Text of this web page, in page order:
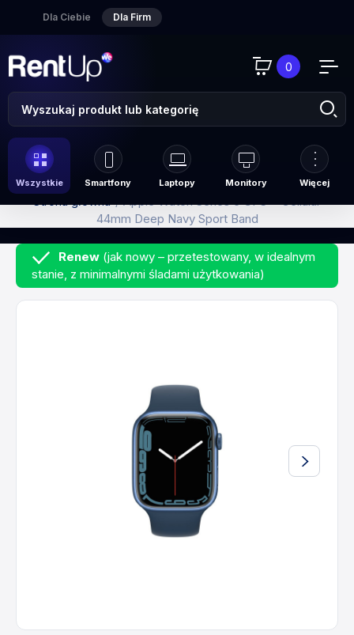
Dla Ciebie Dla Firm
0
Wszystkie Smartfony Laptopy Monitory Więcej
Strona główna
Apple Watch Series 6 GPS + Cellular
44mm Deep Navy Sport Band
Renew (jak nowy – przetestowany, w idealnym
stanie, z minimalnymi śladami użytkowania)